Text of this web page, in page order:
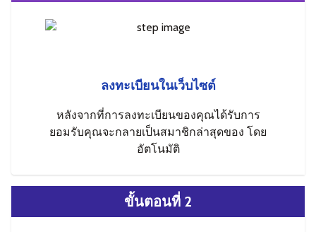
ลงทะเบียนในเว็บไซต์
หลังจากที่การลงทะเบียนของคุณได้รับการ
ยอมรับคุณจะกลายเป็นสมาชิกล่าสุดของ โดย
อัตโนมัติ
ขั้นตอนที่ 2